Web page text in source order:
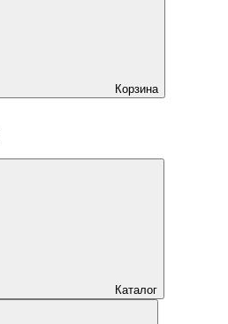
Корзина
Каталог